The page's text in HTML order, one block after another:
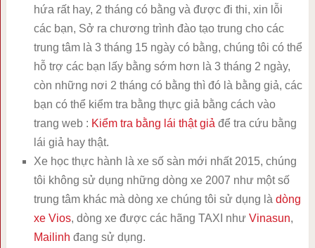
hứa rất hay, 2 tháng có bằng và được đi thi, xin lỗi
các bạn, Sở ra chương trình đào tạo trung cho các
trung tâm là 3 tháng 15 ngày có bằng, chúng tôi có thể
hỗ trợ các bạn lấy bằng sớm hơn là 3 tháng 2 ngày,
còn những nơi 2 tháng có bằng thì đó là bằng giả, các
bạn có thể kiểm tra bằng thực giả bằng cách vào
trang web : Kiểm tra bằng lái thật giả để tra cứu bằng
lái giả hay thật.
Xe học thực hành là xe số sàn mới nhất 2015, chúng
tôi không sử dụng những dòng xe 2007 như một số
trung tâm khác mà dòng xe chúng tôi sử dụng là dòng
xe Vios, dòng xe được các hãng TAXI như Vinasun,
Mailinh đang sử dụng.